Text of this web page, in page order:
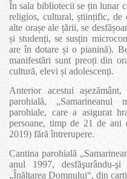
În sala bibliotecii se țin lunar
religios, cultural, științific, de
alte orașe ale țării, se
și studenți, se susțin
are în dotare și o pianină).
manifestări sunt preoți din
cultură, elevi și adolescenți.
Anterior acestui
parohială,
parohiale, care a asigurat
persoane, timp de 21 de ani
2019) fără întrerupere.
Cantina parohială
anul 1997, desfăşurându-
„Înălţarea Domnului“, din